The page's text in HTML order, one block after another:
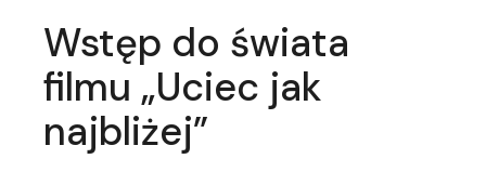
Wstęp do świata
filmu „Uciec jak
najbliżej”